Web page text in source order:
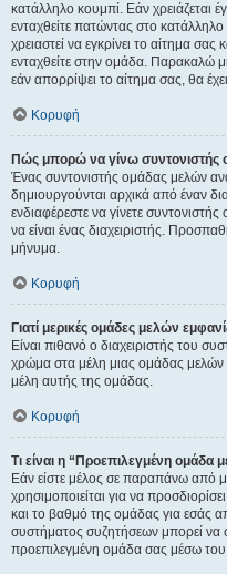
κατάλληλο κουμπί. Εάν χρειάζεται
ενταχθείτε πατώντας στο
χρειαστεί να εγκρίνει το αίτημα σας
ενταχθείτε στην ομάδα. Παρακαλώ
εάν απορρίψει το αίτημα σας, θα
Κορυφή
Πώς μπορώ να γίνω συντονιστής
Ένας συντονιστής ομάδας μελών
δημιουργούνται αρχικά από έναν
ενδιαφέρεστε να γίνετε
να είναι ένας διαχειριστής.
μήνυμα.
Κορυφή
Γιατί μερικές ομάδες μελών
Είναι πιθανό ο διαχειριστής του
χρώμα στα μέλη μιας ομάδας μελών
μέλη αυτής της ομάδας.
Κορυφή
Τι είναι η “Προεπιλεγμένη ομάδα
Εάν είστε μέλος σε παραπάνω από
χρησιμοποιείται για να
και το βαθμό της ομάδας για εσάς
συστήματος συζητήσεων μπορεί να
προεπιλεγμένη ομάδα σας μέσω